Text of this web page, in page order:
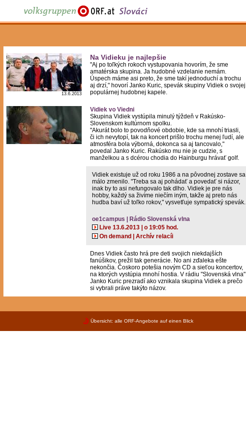
13.6.2013
Na Vidieku je najlepšie
"Aj po toľkých rokoch vystupovania hovorím, že sme
amatérska skupina. Ja hudobné vzdelanie nemám.
Úspech máme asi preto, že sme takí jednoduchí a trochu
aj drzí," hovorí Janko Kuric, spevák skupiny Vidiek o svojej
populárnej hudobnej kapele.
Vidiek vo Viedni
Skupina Vidiek vystúpila minulý týždeň v Rakúsko-
Slovenskom kultúrnom spolku.
"Akurát bolo to povodňové obdobie, kde sa mnohí triasli,
či ich nevytopí, tak na koncert prišlo trochu menej ľudí, ale
atmosféra bola výborná, dokonca sa aj tancovalo,"
povedal Janko Kuric. Rakúsko mu nie je cudzie, s
manželkou a s dcérou chodia do Hainburgu hrávať golf.
Vidiek existuje už od roku 1986 a na pôvodnej zostave sa
málo zmenilo. "Treba sa aj pohádať a povedať si názor,
inak by to asi nefungovalo tak dlho. Vidiek je pre nás
hobby, každý sa živíme niečím iným, takže aj preto nás
hudba baví už toľko rokov," vysvetľuje sympatický spevák.
oe1campus | Rádio Slovenská vlna
Live 13.6.2013 | o 19:05 hod.
On demand | Archív relacíi
Dnes Vidiek často hrá pre deti svojich niekdajších
fanúšikov, prežil tak generácie. No ani zďaleka ešte
nekončia. Čoskoro potešia novým CD a sieťou koncertov,
na ktorých vystúpia mnohí hostia. V rádiu "Slovenská vlna"
Janko Kuric prezradí ako vznikala skupina Vidiek a prečo
si vybrali práve takýto názov.
Übersicht: alle ORF-Angebote auf einen Blick